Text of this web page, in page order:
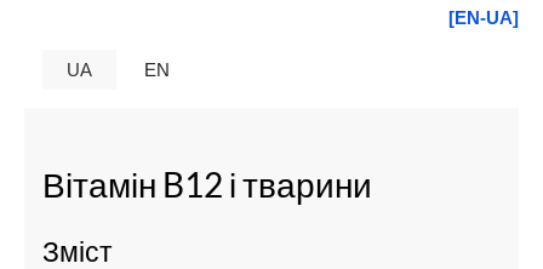
[EN-UA]
UA EN
Вітамін B12 і тварини
Зміст